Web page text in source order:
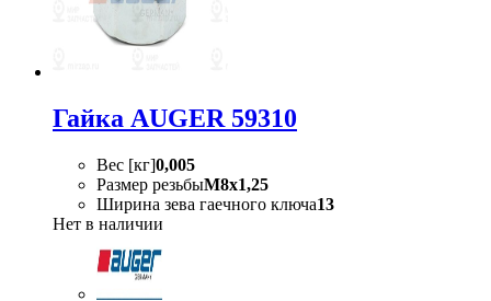
Гайка AUGER 59310
Вес [кг]0,005
Размер резьбыM8x1,25
Ширина зева гаечного ключа13
Нет в наличии